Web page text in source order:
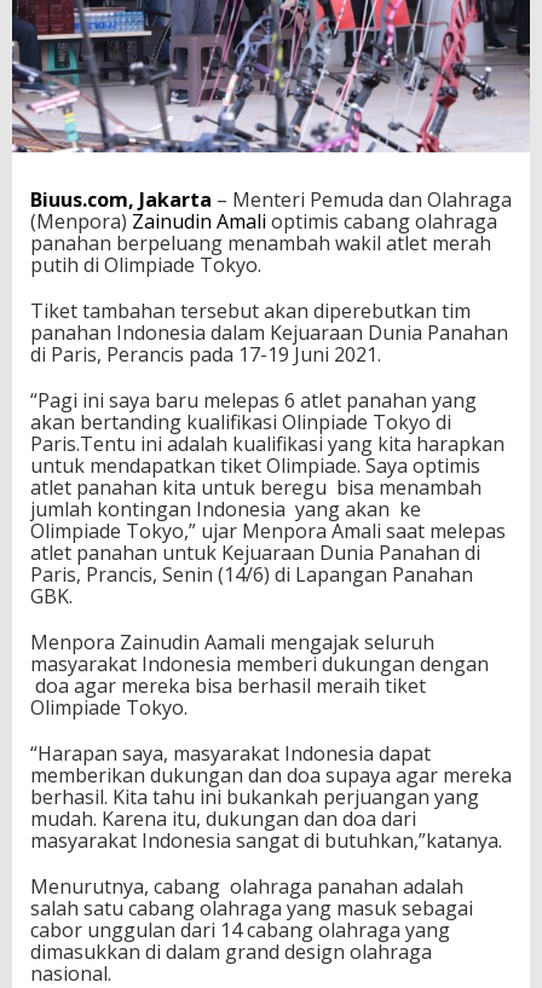
i
:
O
p
t
i
m
C
a
b
P
a
n
h
a
n
M
e
n
a
m
b
T
i
k
M
e
n
u
j
O
l
i
m
Biuus.com, Jakarta – Menteri Pemuda dan Olahraga
(Menpora) Zainudin Amali optimis cabang olahraga
panahan berpeluang menambah wakil atlet merah
putih di Olimpiade Tokyo.
Tiket tambahan tersebut akan diperebutkan tim
panahan Indonesia dalam Kejuaraan Dunia Panahan
di Paris, Perancis pada 17-19 Juni 2021.
“Pagi ini saya baru melepas 6 atlet panahan yang
akan bertanding kualifikasi Olinpiade Tokyo di
Paris.Tentu ini adalah kualifikasi yang kita harapkan
untuk mendapatkan tiket Olimpiade. Saya optimis
atlet panahan kita untuk beregu bisa menambah
jumlah kontingan Indonesia yang akan ke
Olimpiade Tokyo,” ujar Menpora Amali saat melepas
atlet panahan untuk Kejuaraan Dunia Panahan di
Paris, Prancis, Senin (14/6) di Lapangan Panahan
GBK.
Menpora Zainudin Aamali mengajak seluruh
masyarakat Indonesia memberi dukungan dengan
doa agar mereka bisa berhasil meraih tiket
Olimpiade Tokyo.
“Harapan saya, masyarakat Indonesia dapat
memberikan dukungan dan doa supaya agar mereka
berhasil. Kita tahu ini bukankah perjuangan yang
mudah. Karena itu, dukungan dan doa dari
masyarakat Indonesia sangat di butuhkan,”katanya.
Menurutnya, cabang olahraga panahan adalah
salah satu cabang olahraga yang masuk sebagai
cabor unggulan dari 14 cabang olahraga yang
dimasukkan di dalam grand design olahraga
nasional.